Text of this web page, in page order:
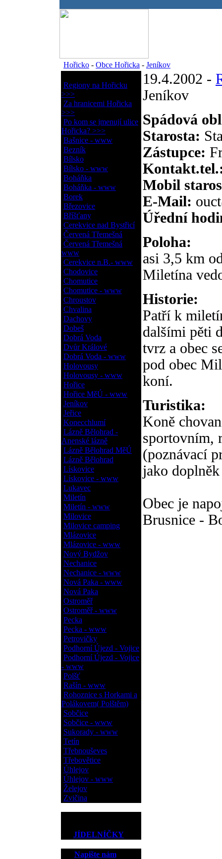
Hořicko - Obce Hořicka - Jeníkov
Regiony na Hořicku
>>>
Za hranicemi Hořicka
>>>
Po kom se jmenují ulice
Hořicka? >>>
Bašnice - www
Bezník
Bílsko
Bílsko - www
Boháňka
Boháňka - www
Borek
Březovice
Bříšťany
Cerekvice nad Bystřicí
Červená Třemešná
Červená Třemešná
www
Cerekvice n.B.- www
Chodovice
Chomutice
Chomutice - www
Chroustov
Chvalina
Dachovy
Dobeš
Dobrá Voda
Dvůr Králové
Dobrá Voda - www
Holovousy
Holovousy - www
Hořice
Hořice MěÚ - www
Jeníkov
Jeřice
Konecchlumí
Lázně Bělohrad -
Anenské lázně
Lázně Bělohrad MěÚ
Lázně Bělohrad
Lískovice
Lískovice - www
Lukavec
Miletín
Miletín - www
Milovice
Milovice camping
Mlázovice
Mlázovice - www
Nový Bydžov
Nechanice
Nechanice - www
Nová Paka - www
Nová Paka
Ostroměř
Ostroměř - www
Pecka
Pecka - www
Petrovičky
Podhorní Újezd - Vojice
Podhorní Újezd - Vojice
- www
Polšť
Rašín - www
Rohoznice s Horkami a
Polákovem( Polštěm)
Sobčice
Sobčice - www
Sukorady - www
Tetín
Třebnouševes
Třebovětice
Úhlejov
Úhlejov - www
Želejov
Zvičina
JÍDELNÍČKY
Napište nám
19.4.2002 -
Jeníkov
Spádová
Starosta:
Zástupce:
Mobil
E-Mail:
Úřední
Poloha:
asi 3,5 km
Miletína
Historie:
Patří k
dalšími pěti
tvrz a obec
pod obec
koní.
Turistika:
Koně
sportovním,
(poznávací
jako
Obec je
Brusnice -